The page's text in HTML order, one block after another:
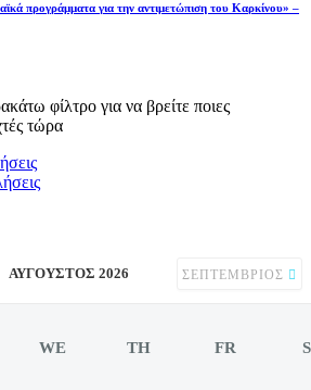
προγράμματα για την αντιμετώπιση του Καρκίνου» –
φίλτρο για να βρείτε ποιες
τώρα
ΑΎΓΟΥΣΤΟΣ 2026 ΣΕΠΤΈΜΒΡΙΟΣ
WE TH FR